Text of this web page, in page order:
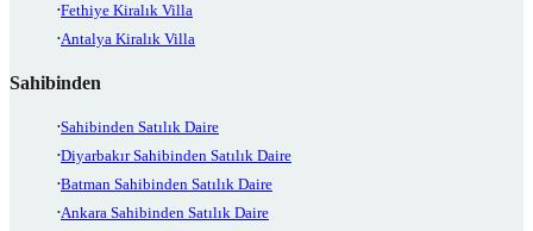
Fethiye Kiralık Villa
Antalya Kiralık Villa
Sahibinden
Sahibinden Satılık Daire
Diyarbakır Sahibinden Satılık Daire
Batman Sahibinden Satılık Daire
Ankara Sahibinden Satılık Daire